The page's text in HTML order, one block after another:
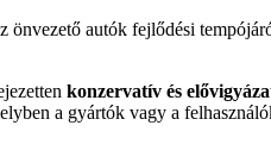
önvezető autók fejlődési
konzervatív és
a gyártók vagy a